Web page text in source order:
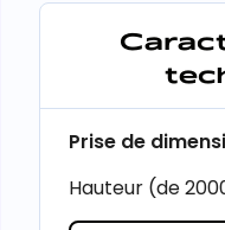
Prise de
Hauteur (de